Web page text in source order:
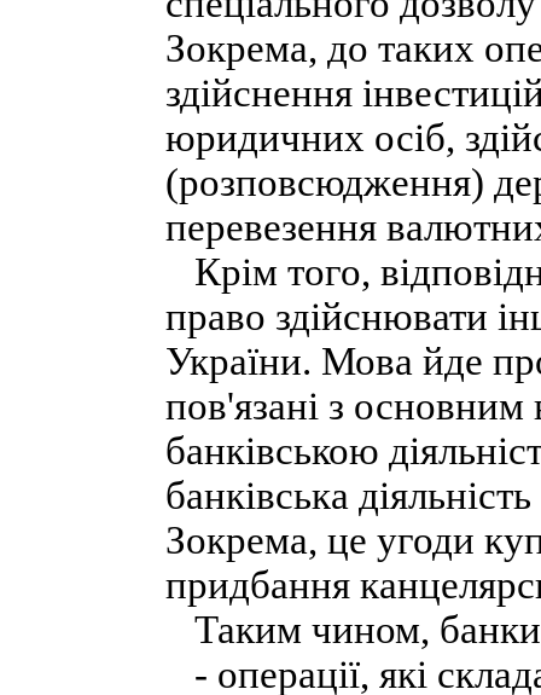
Зокрема, до таких
здійснення
юридичних осіб,
(розповсюдження)
перевезення
Крім того,
право здійснювати
України. Мова йде
пов'язані з
банківською
банківська
Зокрема, це угоди
придбання
Таким чином, банки
- операції, які